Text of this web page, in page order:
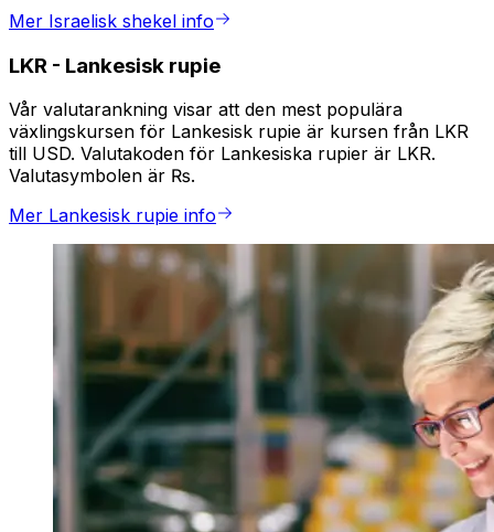
Mer Israelisk shekel info
LKR - Lankesisk rupie
Vår valutarankning visar att den mest populära
växlingskursen för Lankesisk rupie är kursen från LKR
till USD. Valutakoden för Lankesiska rupier är LKR.
Valutasymbolen är ₨.
Mer Lankesisk rupie info